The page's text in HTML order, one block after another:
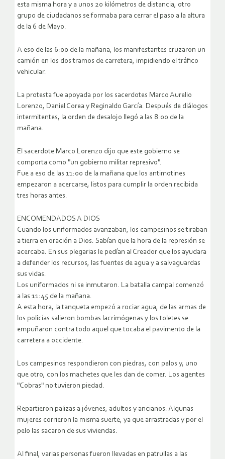
esta misma hora y a unos 20 kilómetros de distancia, otro
grupo de ciudadanos se formaba para cerrar el paso a la altura
de la 6 de Mayo.
A eso de las 6:00 de la mañana, los manifestantes cruzaron un
camión en los dos tramos de carretera, impidiendo el tráfico
vehicular.
La protesta fue apoyada por los sacerdotes Marco Aurelio
Lorenzo, Daniel Corea y Reginaldo García. Después de diálogos
intermitentes, la orden de desalojo llegó a las 8:00 de la
mañana.
El sacerdote Marco Lorenzo dijo que este gobierno se
comporta como "un gobierno militar represivo".
Fue a eso de las 11:00 de la mañana que los antimotines
empezaron a acercarse, listos para cumplir la orden recibida
tres horas antes.
ENCOMENDADOS A DIOS
Cuando los uniformados avanzaban, los campesinos se tiraban
a tierra en oración a Dios. Sabían que la hora de la represión se
acercaba. En sus plegarias le pedían al Creador que los ayudara
a defender los recursos, las fuentes de agua y a salvaguardas
sus vidas.
Los uniformados ni se inmutaron. La batalla campal comenzó
a las 11:45 de la mañana.
A esta hora, la tanqueta empezó a rociar agua, de las armas de
los policías salieron bombas lacrimógenas y los toletes se
empuñaron contra todo aquel que tocaba el pavimento de la
carretera a occidente.
Los campesinos respondieron con piedras, con palos y, uno
que otro, con los machetes que les dan de comer. Los agentes
"Cobras" no tuvieron piedad.
Repartieron palizas a jóvenes, adultos y ancianos. Algunas
mujeres corrieron la misma suerte, ya que arrastradas y por el
pelo las sacaron de sus viviendas.
Al final, varias personas fueron llevadas en patrullas a las